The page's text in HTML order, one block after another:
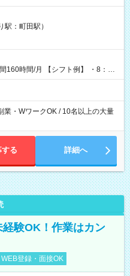
：町田駅）
フト例】 ・8：00
業・WワークOK / 10名以上の大量
する 詳細へ
験OK！作業はカン
WEB登録・面接OK